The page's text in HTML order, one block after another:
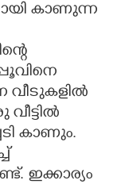
കാണുന്ന
വീടുകളിൽ
കാണും.
ഇക്കാര്യം